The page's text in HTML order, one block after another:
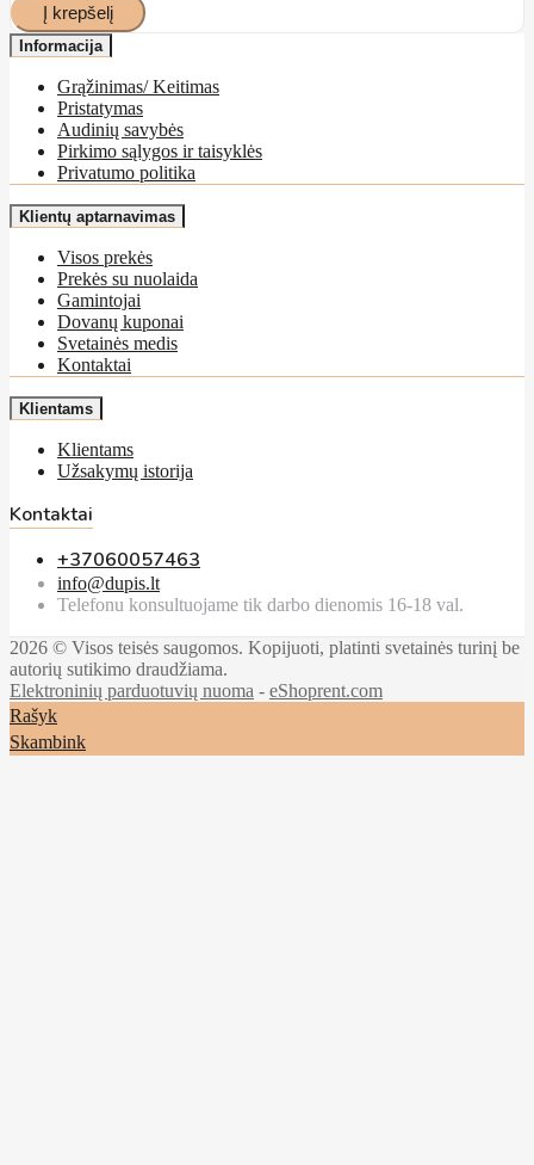
Informacija
Grąžinimas/ Keitimas
Pristatymas
Audinių savybės
Pirkimo sąlygos ir taisyklės
Privatumo politika
Klientų aptarnavimas
Visos prekės
Prekės su nuolaida
Gamintojai
Dovanų kuponai
Svetainės medis
Kontaktai
Klientams
Klientams
Užsakymų istorija
Kontaktai
+37060057463
info@dupis.lt
Telefonu konsultuojame tik darbo dienomis 16-18 val.
2026 © Visos teisės saugomos. Kopijuoti, platinti svetainės turinį be
autorių sutikimo draudžiama.
Elektroninių parduotuvių nuoma - eShoprent.com
Rašyk
Skambink